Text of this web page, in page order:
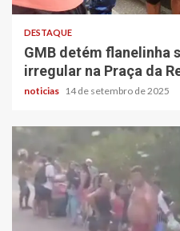
DESTAQUE
GMB detém flanelinha
irregular na Praça da
noticias 14 de setembro de 2025